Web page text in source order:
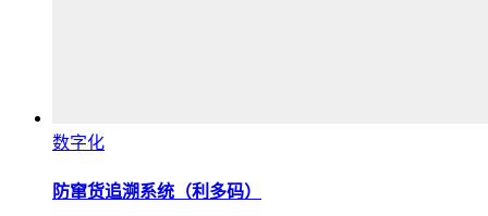
数字化
防窜货追溯系统（利多码）